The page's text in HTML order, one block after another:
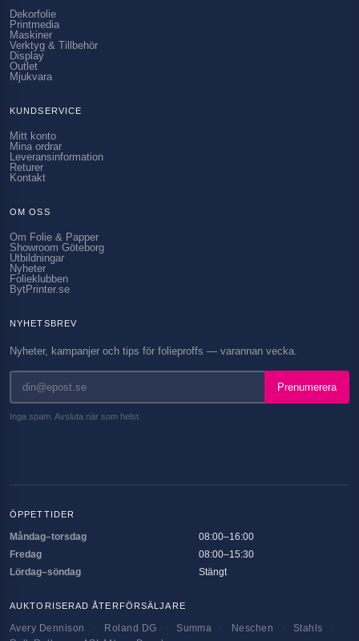
Dekorfolie
Printmedia
Maskiner
Verktyg & Tillbehör
Display
Outlet
Mjukvara
KUNDSERVICE
Mitt konto
Mina ordrar
Leveransinformation
Returer
Kontakt
OM OSS
Om Folie & Papper
Showroom Göteborg
Utbildningar
Nyheter
Folieklubben
BytPrinter.se
NYHETSBREV
Nyheter, kampanjer och tips för folieproffs — varannan vecka.
Prenumerera
Inga spam. Avsluta när som helst.
ÖPPETTIDER
Måndag–torsdag
08:00–16:00
Fredag
08:00–15:30
Lördag–söndag
Stängt
AUKTORISERAD ÅTERFÖRSÄLJARE
Avery Dennison Roland DG Summa Neschen Stahls